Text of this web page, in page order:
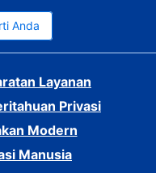
Anda
Layanan
Privasi
Modern
Manusia